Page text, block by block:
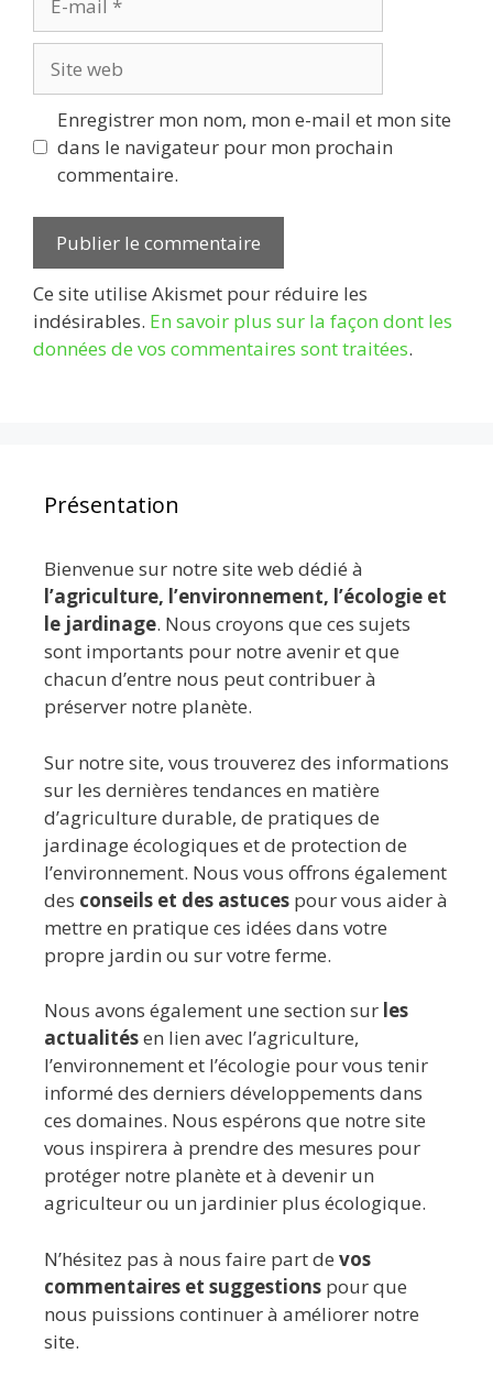
mail
web
Enregistrer mon nom, mon e-mail et mon site
dans le navigateur pour mon prochain
commentaire.
Ce site utilise Akismet pour réduire les
indésirables. En savoir plus sur la façon dont les
données de vos commentaires sont traitées.
Présentation
Bienvenue sur notre site web dédié à
l’agriculture, l’environnement, l’écologie et
le jardinage. Nous croyons que ces sujets
sont importants pour notre avenir et que
chacun d’entre nous peut contribuer à
préserver notre planète.
Sur notre site, vous trouverez des informations
sur les dernières tendances en matière
d’agriculture durable, de pratiques de
jardinage écologiques et de protection de
l’environnement. Nous vous offrons également
des conseils et des astuces pour vous aider à
mettre en pratique ces idées dans votre
propre jardin ou sur votre ferme.
Nous avons également une section sur les
actualitésen lien avec l’agriculture,
l’environnement et l’écologie pour vous tenir
informé des derniers développements dans
ces domaines. Nous espérons que notre site
vous inspirera à prendre des mesures pour
protéger notre planète et à devenir un
agriculteur ou un jardinier plus écologique.
N’hésitez pas à nous faire part de vos
commentaires et suggestions pour que
nous puissions continuer à améliorer notre
site.